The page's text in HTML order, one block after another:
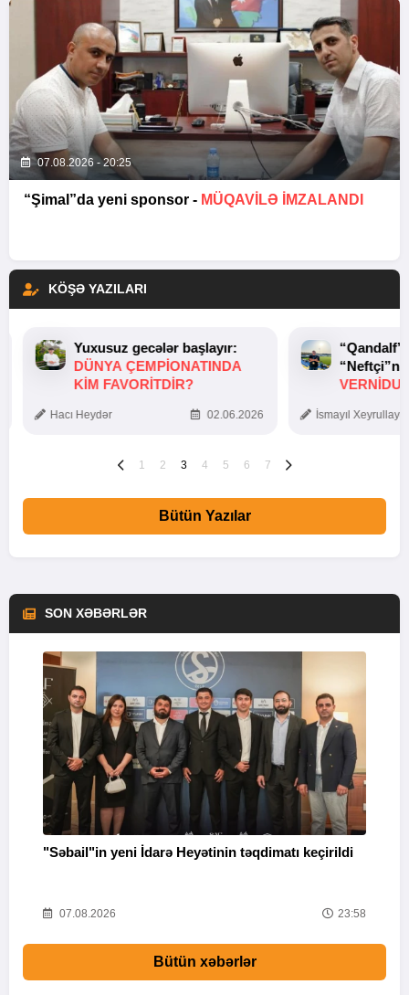
07.08.2026 - 20:25
“Şimal”da yeni sponsor - MÜQAVİLƏ İMZALANDI
KÖŞƏ YAZILARI
Yuxusuz gecələr başlayır:
DÜNYA ÇEMPIONATINDA
KIM FAVORITDIR?
Hacı Heydər 02.06.2026 İsmayıl
1 2 3 4 5 6 7
Bütün Yazılar
SON XƏBƏRLƏR
"Səbail"in yeni İdarə Heyətinin təqdimatı keçirildi
07.08.2026 23:58
Bütün xəbərlər